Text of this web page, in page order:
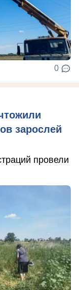
0
зарослей
провели